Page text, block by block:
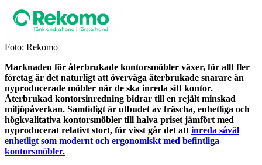
Foto: Rekomo
Marknaden för återbrukade kontorsmöbler växer, för allt fler
företag är det naturligt att överväga återbrukade snarare än
nyproducerade möbler när de ska inreda sitt kontor.
Återbrukad kontorsinredning bidrar till en rejält minskad
miljöpåverkan. Samtidigt är utbudet av fräscha, enhetliga och
högkvalitativa kontorsmöbler till halva priset jämfört med
nyproducerat relativt stort, för visst går det att inreda såväl
enhetligt som modernt och ergonomiskt med befintliga
kontorsmöbler.